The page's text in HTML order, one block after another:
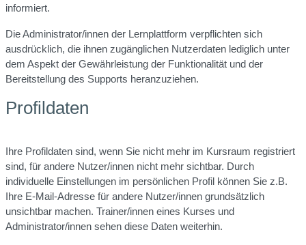
informiert.
Die Administrator/innen der Lernplattform verpflichten sich
ausdrücklich, die ihnen zugänglichen Nutzerdaten lediglich unter
dem Aspekt der Gewährleistung der Funktionalität und der
Bereitstellung des Supports heranzuziehen.
Profildaten
Ihre Profildaten sind, wenn Sie nicht mehr im Kursraum registriert
sind, für andere Nutzer/innen nicht mehr sichtbar. Durch
individuelle Einstellungen im persönlichen Profil können Sie z.B.
Ihre E-Mail-Adresse für andere Nutzer/innen grundsätzlich
unsichtbar machen. Trainer/innen eines Kurses und
Administrator/innen sehen diese Daten weiterhin.